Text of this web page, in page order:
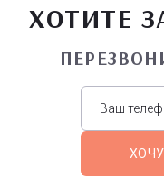
ХОТИТЕ